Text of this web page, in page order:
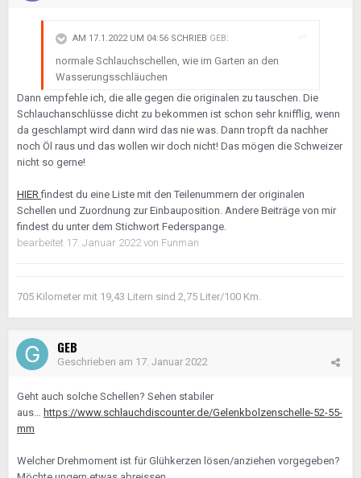
AM 17.1.2022 UM 04:56 SCHRIEB GEB:
normale Schlauchschellen, wie im Garten an den
Wasserungsschläuchen
Dann empfehle ich, die alle gegen die originalen zu tauschen. Die
Schlauchanschlüsse dicht zu bekommen ist schon sehr knifflig, wenn
da geschlampt wird dann wird das nie was. Dann tropft da nachher
noch Öl raus und das wollen wir doch nicht! Das mögen die Schweizer
nicht so gerne!
HIERfindest du eine Liste mit den Teilenummern der originalen
Schellen und Zuordnung zur Einbauposition. Andere Beiträge von mir
findest du unter dem Stichwort Federspange.
bearbeitet 17. Januar 2022von Funman
705 Kilometer mit 19,43 Litern sind 2,75 Liter/100 Km.
GEB
Geschrieben am 17. Januar 2022
Geht auch solche Schellen? Sehen stabiler
aus… https://www.schlauchdiscounter.de/Gelenkbolzenschelle-52-55-
mm
Welcher Drehmoment ist für Glühkerzen lösen/anziehen vorgegeben?